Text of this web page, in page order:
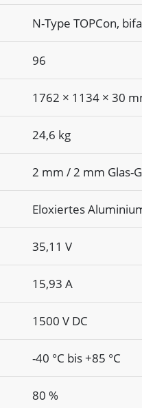
N-Type TOPCon,
96
1762 × 1134 × 30
24,6 kg
2 mm / 2 mm Glas-
Eloxiertes
35,11 V
15,93 A
1500 V DC
-40 °C bis +85 °C
80 %